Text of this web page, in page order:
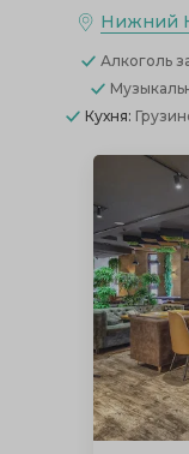
Нижний
Алкоголь
Кухня: